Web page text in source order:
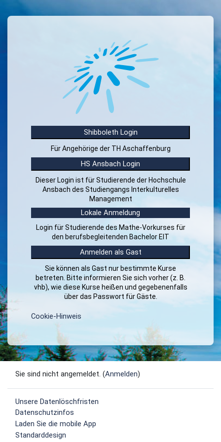
Zum Hauptinhalt
Anmelden bei 'Moodle der
Shibboleth Login
Für Angehörige der TH Aschaffenburg
HS Ansbach Login
Dieser Login ist für Studierende der Hochschule
Ansbach des Studiengangs Interkulturelles
Management
Lokale Anmeldung
Anmeldename
Kennwort
Anmelden
Login für Studierende des Mathe-Vorkurses für
den berufsbegleitenden Bachelor EIT
Anmelden als Gast
Sie können als Gast nur bestimmte Kurse
betreten. Bitte informieren Sie sich vorher (z. B.
vhb), wie diese Kurse heißen und gegebenenfalls
über das Passwort für Gäste.
Cookie-Hinweis
Sie sind nicht angemeldet. (Anmelden)
Unsere Datenlöschfristen
Datenschutzinfos
Laden Sie die mobile App
Standarddesign